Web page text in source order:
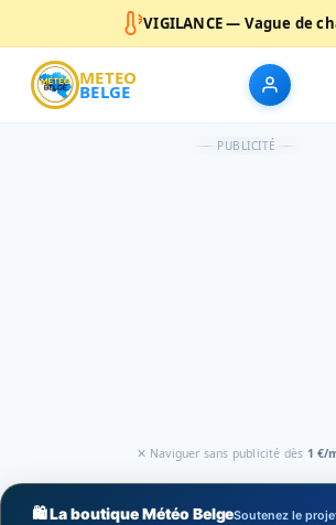
VIGILANCE — Vague de
METEO
BELGE
PUBLICITÉ
✕ Naviguer sans publicité dès 1 €/
🛍️ La boutique Météo BelgeSoutenez le